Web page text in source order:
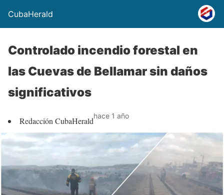
CubaHerald
Controlado incendio forestal en
las Cuevas de Bellamar sin daños
significativos
Redacción CubaHeraldhace 1 año